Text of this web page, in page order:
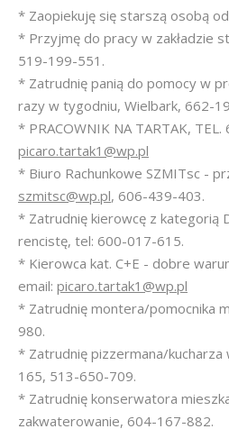
* Zaopiekuję się starszą osobą
* Przyjmę do pracy w zakładzie
519-199-551.
* Zatrudnię panią do pomocy w
razy w tygodniu, Wielbark, 662-
* PRACOWNIK NA TARTAK,
picaro.tartak1@wp.pl
* Biuro Rachunkowe SZMITsc -
szmitsc@wp.pl, 606-439-403.
* Zatrudnię kierowcę z kategorią
rencistę, tel: 600-017-615.
* Kierowca kat. C+E - dobre
email: picaro.tartak1@wp.pl
* Zatrudnię montera/pomocnika
980.
* Zatrudnię pizzermana/
165, 513-650-709.
* Zatrudnię konserwatora
zakwaterowanie, 604-167-882.